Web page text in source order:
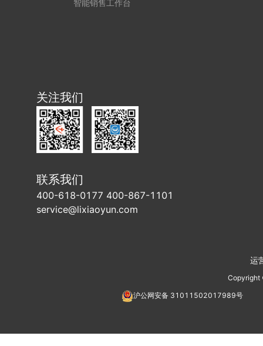
智能销售工作台
关注我们
联系我们
400-618-0177 400-867-1101
service@lixiaoyun.com
运
沪公网安备 31011502017989号